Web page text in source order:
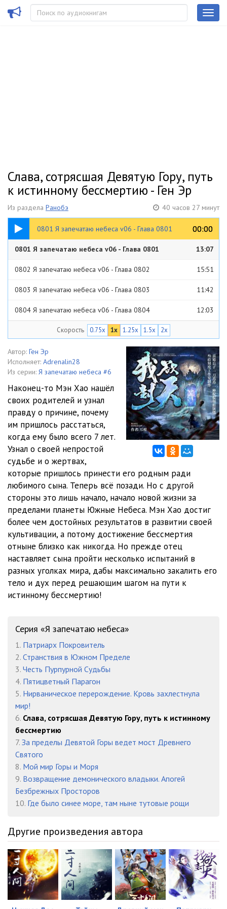
Слава, сотрясшая Девятую Гору, путь
к истинному бессмертию - Ген Эр
Из раздела Ранобэ 40 часов 27 минут
0801 Я запечатаю небеса v06 - Глава 0801 00:00
00:00
13:07
0801 Я запечатаю небеса v06 - Глава 0801 13:07
0802 Я запечатаю небеса v06 - Глава 0802 15:51
0803 Я запечатаю небеса v06 - Глава 0803 11:42
0804 Я запечатаю небеса v06 - Глава 0804 12:03
0805 Я запечатаю небеса v06 - Глава 0805
0806 Я запечатаю небеса v06 - Глава 0806 13:14
0807 Я запечатаю небеса v06 - Глава 0807 12:46
0808 Я запечатаю небеса v06 - Глава 0808 11:32
0809 Я запечатаю небеса v06 - Глава 0809 12:48
0810 Я запечатаю небеса v06 - Глава 0810 12:22
0811 Я запечатаю небеса v06 - Глава 0811
0812 Я запечатаю небеса v06 - Глава 0812
0813 Я запечатаю небеса v06 - Глава 0813
0814 Я запечатаю небеса v06 - Глава 0814 11:58
0815 Я запечатаю небеса v06 - Глава 0815
0816 Я запечатаю небеса v06 - Глава 0816
0817 Я запечатаю небеса v06 - Глава 0817 11:02
0818 Я запечатаю небеса v06 - Глава 0818
0820 Я запечатаю небеса v06 - Глава 0820
0821 Я запечатаю небеса v06 - Глава 0821
0822 Я запечатаю небеса v06 - Глава 0822
0823 Я запечатаю небеса v06 - Глава 0823 12:03
0824 Я запечатаю небеса v06 - Глава 0824 11:59
0825 Я запечатаю небеса v06 - Глава 0825
0826 Я запечатаю небеса v06 - Глава 0826
0827 Я запечатаю небеса v06 - Глава 0827
0828 Я запечатаю небеса v06 - Глава 0828
0830 Я запечатаю небеса v06 - Глава 0830
0831 Я запечатаю небеса v06 - Глава 0831 12:04
0832 Я запечатаю небеса v06 - Глава 0832 12:35
0833 Я запечатаю небеса v06 - Глава 0833 12:08
Скорость 0.75x 1x 1.25x 1.5x 2x
Автор: Ген Эр
Исполняет: Adrenalin28
Из серии: Я запечатаю небеса #6
Наконец-то Мэн Хао нашёл
своих родителей и узнал
правду о причине, почему
им пришлось расстаться,
когда ему было всего 7 лет.
Узнал о своей непростой
судьбе и о жертвах,
которые пришлось принести его родным ради
любимого сына. Теперь всё позади. Но с другой
стороны это лишь начало, начало новой жизни за
пределами планеты Южные Небеса. Мэн Хао достиг
более чем достойных результатов в развитии своей
культивации, а потому достижение бессмертия
отныне близко как никогда. Но прежде отец
наставляет сына пройти несколько испытаний в
разных уголках мира, дабы максимально закалить его
тело и дух перед решающим шагом на пути к
истинному бессмертию!
Серия «Я запечатаю небеса»
1. Патриарх Покровитель
2. Странствия в Южном Пределе
3. Честь Пурпурной Судьбы
4. Пятицветный Парагон
5. Нирваническое перерождение. Кровь захлестнула
мир!
6. Слава, сотрясшая Девятую Гору, путь к истинному
бессмертию
7. За пределы Девятой Горы ведет мост Древнего
Святого
8. Мой мир Горы и Моря
9. Возвращение демонического владыки. Апогей
Безбрежных Просторов
10. Где было синее море, там ныне тутовые рощи
Другие произведения автора